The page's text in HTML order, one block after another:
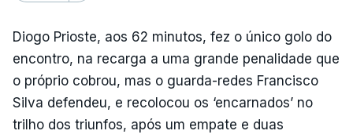
Diogo Prioste, aos 62 minutos, fez o único golo do
encontro, na recarga a uma grande penalidade que
o próprio cobrou, mas o guarda-redes Francisco
Silva defendeu, e recolocou os ‘encarnados’ no
trilho dos triunfos, após um empate e duas